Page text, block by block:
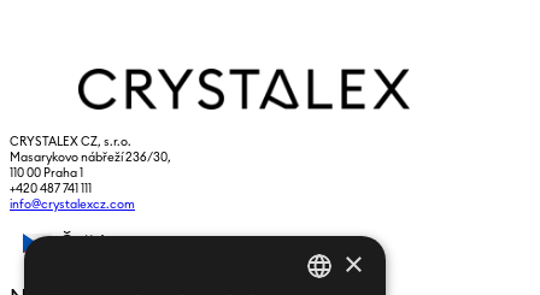
CRYSTALEX CZ, s.r.o.
Masarykovo nábřeží 236/30,
110 00 Praha 1
+420 487 741 111
info@crystalexcz.com
×